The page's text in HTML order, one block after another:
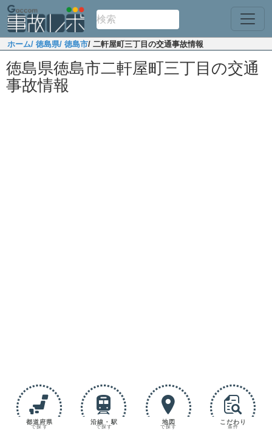
ホーム/ 徳島県/ 徳島市/ 二軒屋町三丁目の交通事故情報
徳島県徳島市二軒屋町三丁目の交通
事故情報
都道府県
で探す
沿線・駅
で探す
地図
で探す
こだわり
条件